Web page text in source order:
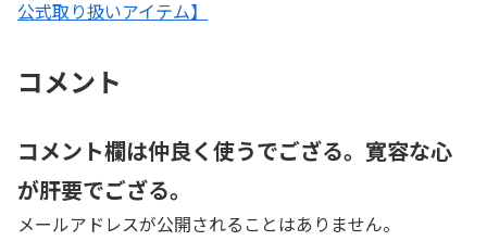
公式取り扱いアイテム】
コメント
コメント欄は仲良く使うでござる。寛容な心
が肝要でござる。
メールアドレスが公開されることはありません。